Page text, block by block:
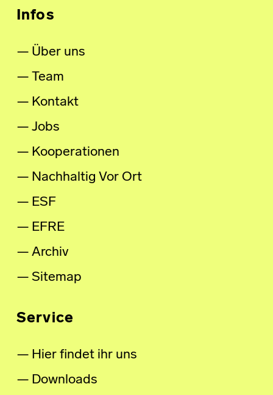
Infos
Über uns
Team
Kontakt
Jobs
Kooperationen
Nachhaltig Vor Ort
ESF
EFRE
Archiv
Sitemap
Service
Hier findet ihr uns
Downloads